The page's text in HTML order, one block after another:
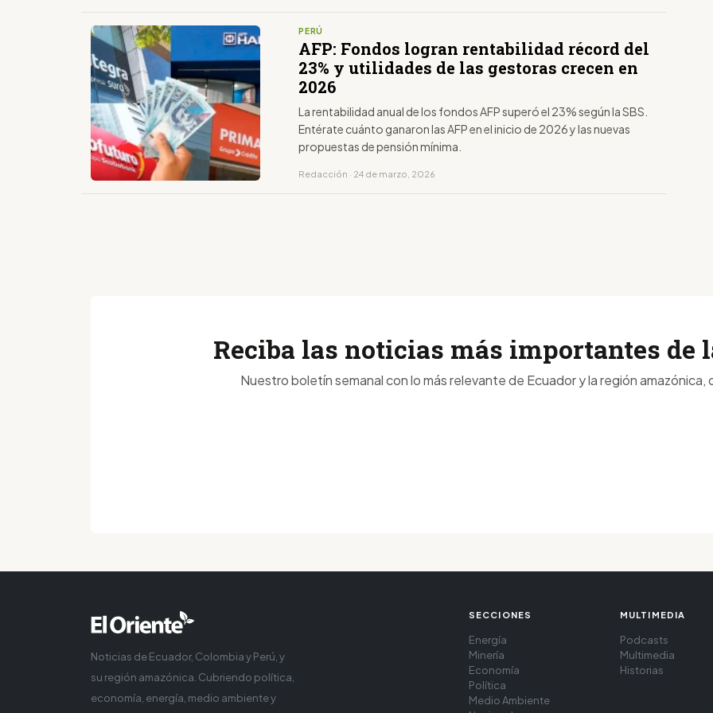
PERÚ
AFP: Fondos logran rentabilidad récord del
23% y utilidades de las gestoras crecen en
2026
La rentabilidad anual de los fondos AFP superó el 23% según la SBS.
Entérate cuánto ganaron las AFP en el inicio de 2026 y las nuevas
propuestas de pensión mínima.
Redacción · 24 de marzo, 2026
Reciba las noticias más importantes de
Nuestro boletín semanal con lo más relevante de Ecuador y la región amazónica,
Noticias de Ecuador, Colombia y Perú, y
su región amazónica. Cubriendo política,
economía, energía, medio ambiente y
SECCIONES
Energía
Minería
Economía
Política
Medio Ambiente
MULTIMEDIA
Podcasts
Multimedia
Historias